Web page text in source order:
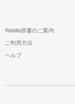
Weblio辞書のご案内
ご利用方法
ヘルプ